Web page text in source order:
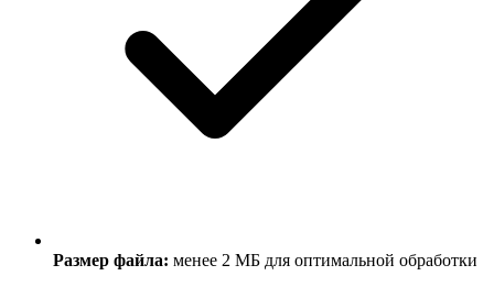
Размер файла: менее 2 МБ для оптимальной обработки